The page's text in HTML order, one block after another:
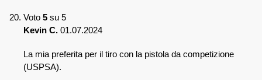
Voto 5 su 5
Kevin C. 01.07.2024
La mia preferita per il tiro con la pistola da competizione
(USPSA).